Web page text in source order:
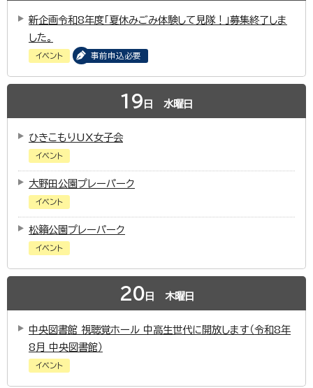
新企画令和8年度「夏休みごみ体験して見隊！」募集終了しま
した。
イベント 事前申込必要
19 日 水曜日
ひきこもりUX女子会
イベント
大野田公園プレーパーク
イベント
松籟公園プレーパーク
イベント
20日 木曜日
中央図書館 視聴覚ホール 中高生世代に開放します（令和8年
8月 中央図書館）
イベント